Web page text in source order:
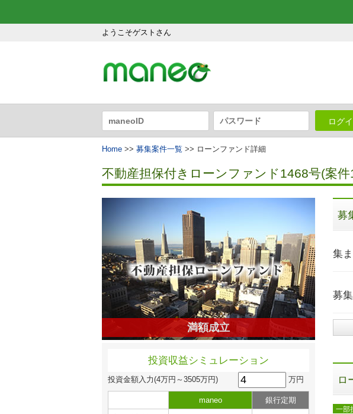
ようこそゲストさん
ログ
Home >> 募集案件一覧 >> ローンファンド詳細
不動産担保付きローンファンド1468号(案
満額成立
投資収益シミュレーション
投資金額入力(4万円～3505万円) 万円
maneo
銀行定期
募
集
募
ロ
一部